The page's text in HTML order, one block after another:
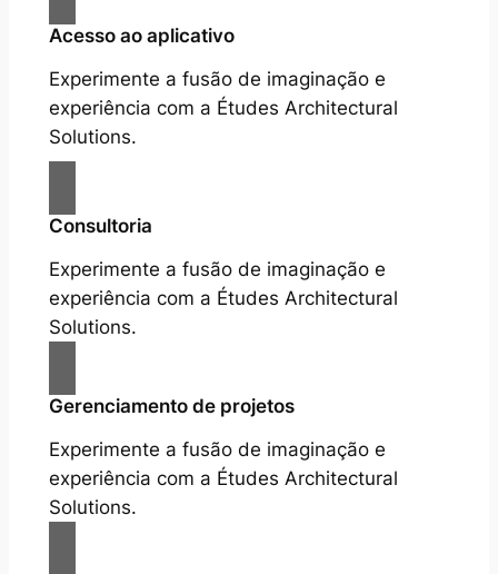
Acesso ao aplicativo
Experimente a fusão de imaginação e
experiência com a Études Architectural
Solutions.
Consultoria
Experimente a fusão de imaginação e
experiência com a Études Architectural
Solutions.
Gerenciamento de projetos
Experimente a fusão de imaginação e
experiência com a Études Architectural
Solutions.